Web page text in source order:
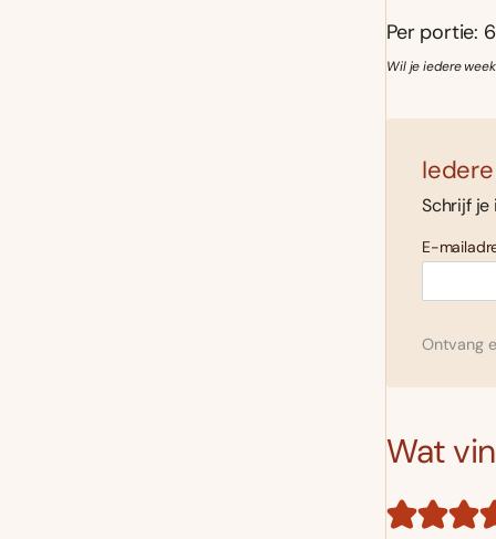
Per portie:
Wil je iedere
Schrijf je
E-
Ontvang
Wat